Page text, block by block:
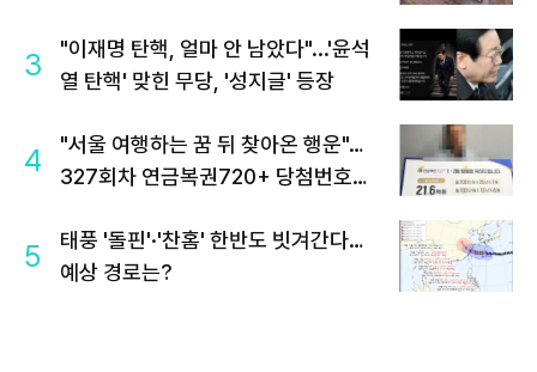
3
"이재명 탄핵, 얼마 안 남았다"...'윤석
열 탄핵' 맞힌 무당, '성지글' 등장
4
"서울 여행하는 꿈 뒤 찾아온 행운"…
327회차 연금복권720+ 당첨번호조
5
태풍 '돌핀'·'찬홈' 한반도 빗겨간다…
예상 경로는?